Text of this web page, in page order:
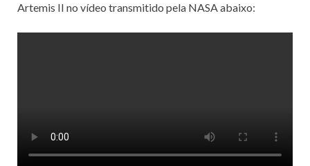
Artemis II no vídeo transmitido pela NASA abaixo: